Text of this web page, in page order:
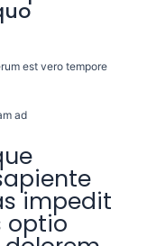
est vero tempore
ad
impedit
optio